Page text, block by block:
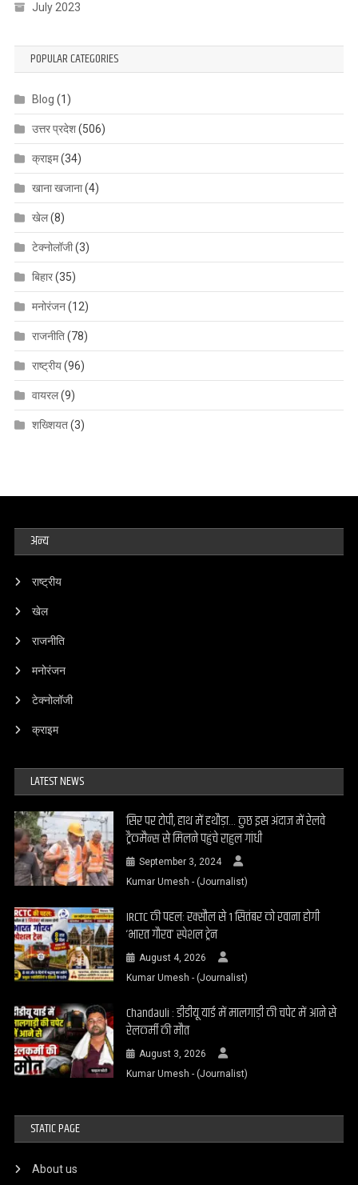
July 2023
POPULAR CATEGORIES
Blog (1)
उत्तर प्रदेश(506)
क्राइम(34)
खाना खजाना(4)
खेल(8)
टेक्नोलॉजी(3)
बिहार(35)
मनोरंजन(12)
राजनीति(78)
राष्ट्रीय(96)
वायरल(9)
शख्शियत(3)
अन्य
राष्ट्रीय
खेल
राजनीति
मनोरंजन
टेक्नोलॉजी
क्राइम
LATEST NEWS
सिर पर टोपी, हाथ में हथौड़ा… कुछ इस अंदाज में रेलवे
ट्रैकमैन्स से मिलने पहुंचे राहुल गांधी
September 3, 2024
Kumar Umesh - (Journalist)
IRCTC की पहल: रक्सौल से 1 सितंबर को रवाना होगी
‘भारत गौरव’ स्पेशल ट्रेन
August 4, 2026
Kumar Umesh - (Journalist)
Chandauli : डीडीयू यार्ड में मालगाड़ी की चपेट में आने से
रेलकर्मी की मौत
August 3, 2026
Kumar Umesh - (Journalist)
STATIC PAGE
About us